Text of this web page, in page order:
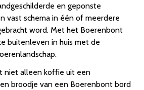
en geponste
vast schema in één of meerdere
word. Met het Boerenbont
buitenleven in huis met de
niet alleen koffie uit een
broodje van een Boerenbont bord